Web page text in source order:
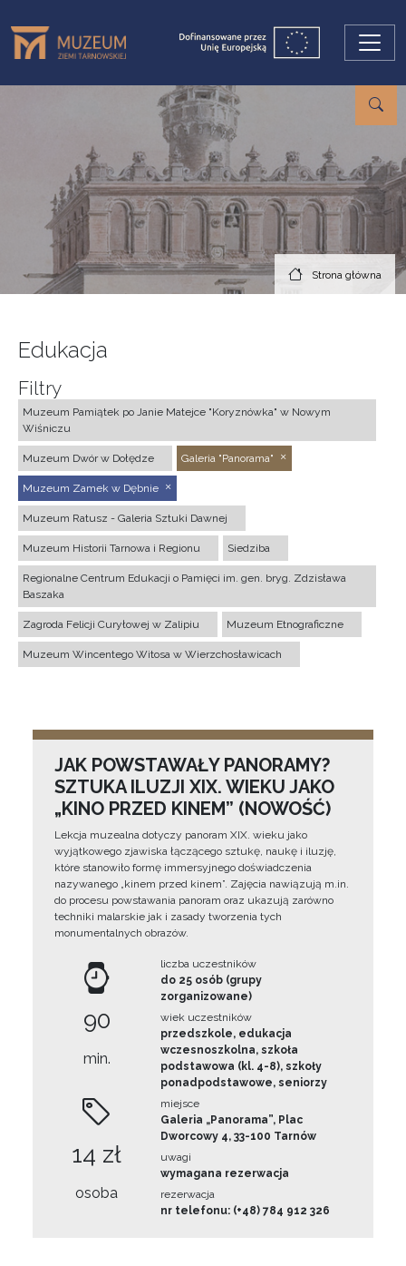
Strona główna
Edukacja
Filtry
Muzeum Pamiątek po Janie Matejce "Koryznówka" w Nowym
Wiśniczu
Muzeum Dwór w Dołędze Galeria "Panorama"
Muzeum Zamek w Dębnie
Muzeum Ratusz - Galeria Sztuki Dawnej
Muzeum Historii Tarnowa i Regionu Siedziba
Regionalne Centrum Edukacji o Pamięci im. gen. bryg. Zdzisława
Baszaka
Zagroda Felicji Curyłowej w Zalipiu Muzeum Etnograficzne
Muzeum Wincentego Witosa w Wierzchosławicach
JAK POWSTAWAŁY PANORAMY?
SZTUKA ILUZJI XIX. WIEKU JAKO
„KINO PRZED KINEM” (NOWOŚĆ)
Lekcja muzealna dotyczy panoram XIX. wieku jako
wyjątkowego zjawiska łączącego sztukę, naukę i iluzję,
które stanowiło formę immersyjnego doświadczenia
nazywanego „kinem przed kinem”. Zajęcia nawiązują m.in.
do procesu powstawania panoram oraz ukazują zarówno
techniki malarskie jak i zasady tworzenia tych
monumentalnych obrazów.
90
min.
14 zł
osoba
liczba uczestników
do 25 osób (grupy
zorganizowane)
wiek uczestników
przedszkole, edukacja
wczesnoszkolna, szkoła
podstawowa (kl. 4-8), szkoły
ponadpodstawowe, seniorzy
miejsce
Galeria „Panorama”, Plac
Dworcowy 4, 33-100 Tarnów
uwagi
wymagana rezerwacja
rezerwacja
nr telefonu: (+48) 784 912 326